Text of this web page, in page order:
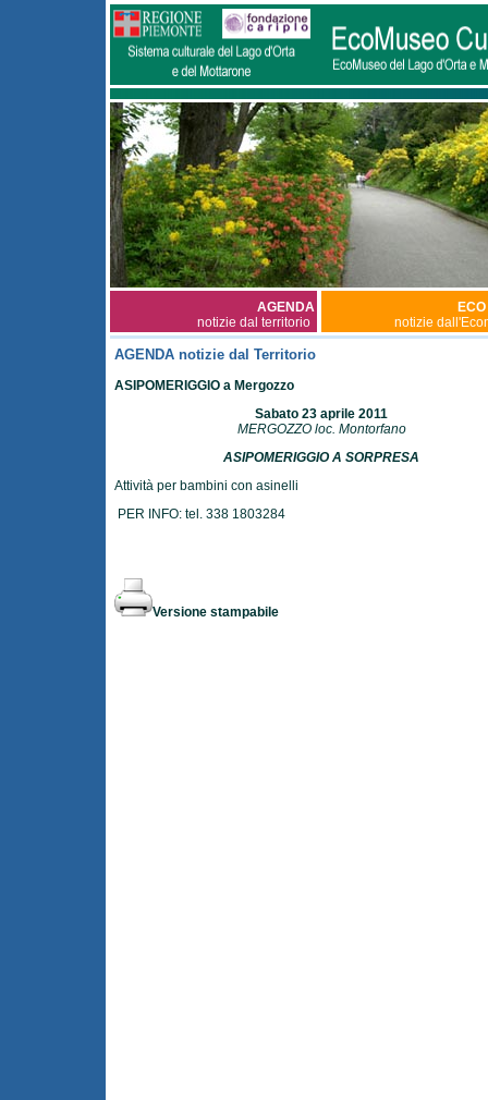
AGENDA
notizie dal territorio
notizie
AGENDA notizie dal Territorio
ASIPOMERIGGIO a Mergozzo
Sabato 23 aprile 2011
MERGOZZO loc. Montorfano
ASIPOMERIGGIO A SORPRESA
Attività per bambini con asinelli
PER INFO: tel. 338 1803284
Versione stampabile